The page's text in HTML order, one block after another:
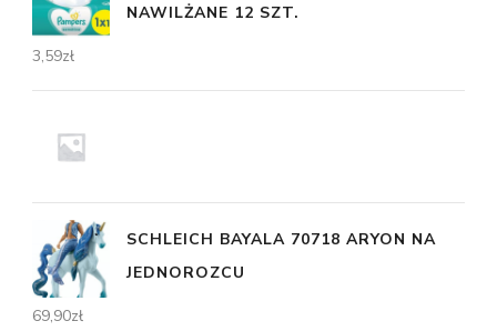
NAWILŻANE 12 SZT.
3,59zł
SCHLEICH BAYALA 70718 ARYON NA
JEDNOROZCU
69,90zł